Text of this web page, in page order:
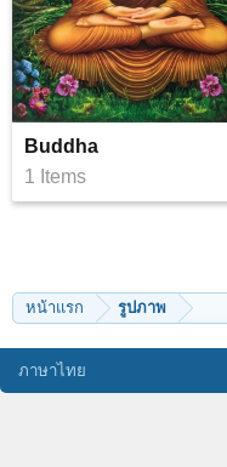
Buddha
1 Items
หน้าแรก รูปภาพ
ภาษาไทย